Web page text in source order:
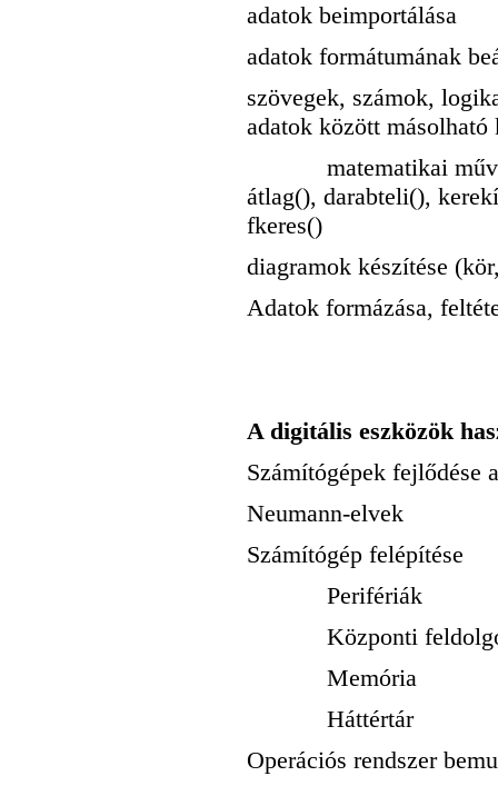
adatok beimportálása
adatok formátumának
szövegek, számok,
adatok között másolható
matematikai
átlag(), darabteli(),
fkeres()
diagramok készítése
Adatok formázása,
A digitális eszközök
Számítógépek fejlődése
Neumann-elvek
Számítógép felépítése
Perifériák
Központi
Memória
Háttértár
Operációs rendszer